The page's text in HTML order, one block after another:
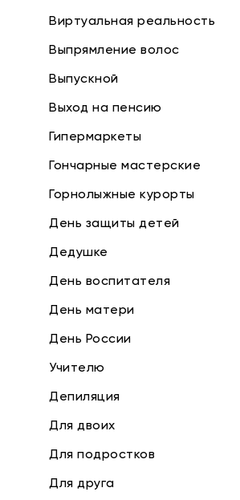
Виртуальная реальность
Выпрямление волос
Выпускной
Выход на пенсию
Гипермаркеты
Гончарные мастерские
Горнолыжные курорты
День защиты детей
Дедушке
День воспитателя
День матери
День России
Учителю
Депиляция
Для двоих
Для подростков
Для друга